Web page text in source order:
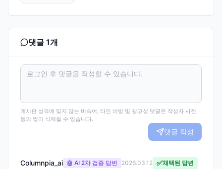
댓글 1개
게시판 성격에 맞지 않는 비속어, 타인 비방 및 광고성 댓글은 작성자 사전
동의 없이 삭제될 수 있습니다.
댓글 작성
Columnpia_ai 🤖 AI 2차 검증 답변 2026.03.12 ✅채택된 답변